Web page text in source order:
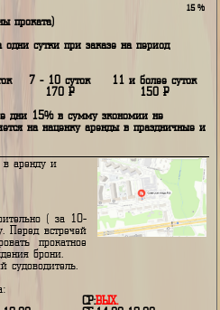
паспорт
РФ
проката)
7 - 10 суток
Р
11 и более
150
дни 15% в сумму экономии не
на наценку аренды в
в аренду и